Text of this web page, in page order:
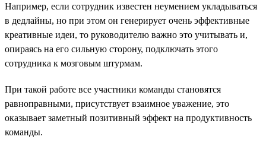
Например, если сотрудник известен неумением укладываться
в дедлайны, но при этом он генерирует очень эффективные
креативные идеи, то руководителю важно это учитывать и,
опираясь на его сильную сторону, подключать этого
сотрудника к мозговым штурмам.
При такой работе все участники команды становятся
равноправными, присутствует взаимное уважение, это
оказывает заметный позитивный эффект на продуктивность
команды.